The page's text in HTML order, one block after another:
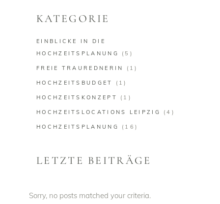
KATEGORIE
EINBLICKE IN DIE
HOCHZEITSPLANUNG
(5)
FREIE TRAUREDNERIN (1)
HOCHZEITSBUDGET (1)
HOCHZEITSKONZEPT (1)
HOCHZEITSLOCATIONS LEIPZIG (4)
HOCHZEITSPLANUNG (16)
LETZTE BEITRÄGE
Sorry, no posts matched your criteria.